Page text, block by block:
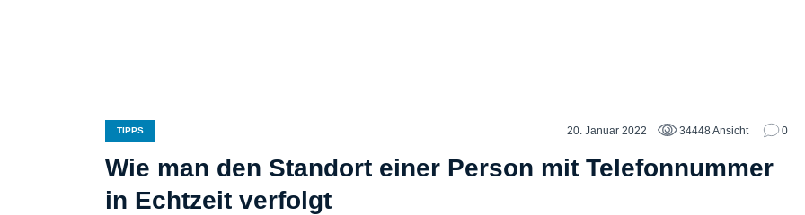
TIPPS 20. Januar 2022 34448 Ansicht 0
Wie man den Standort einer Person mit Telefonnummer
in Echtzeit verfolgt